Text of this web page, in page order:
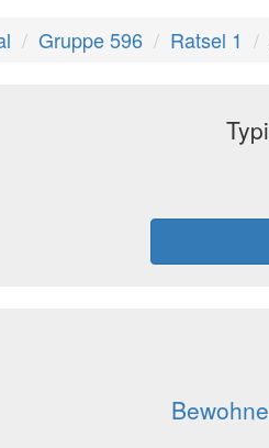
Gruppe 596 Ratsel 1